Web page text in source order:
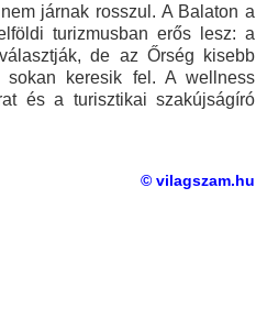
járnak rosszul. A Balaton a
turizmusban erős lesz: a
de az Őrség kisebb
sokan keresik fel. A wellness
és a turisztikai szakújságíró
© vilagszam.hu